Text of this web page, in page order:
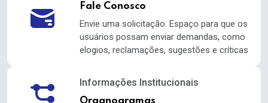
Fale Conosco
Envie uma solicitação. Espaço para que os
usuários possam enviar demandas, como
elogios, reclamações, sugestões e críticas
Informações Institucionais
Organogramas